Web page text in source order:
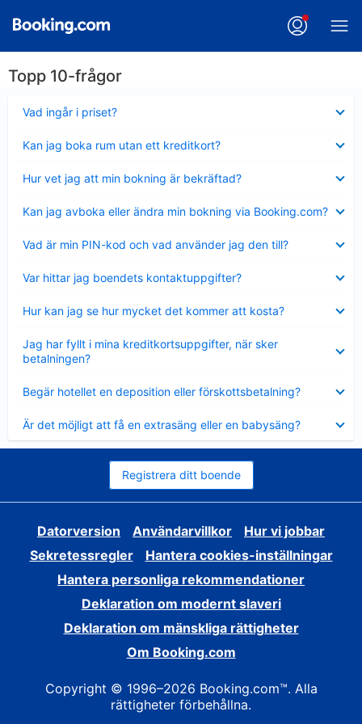
Topp 10-frågor
Vad ingår i priset?
mindre
Kan jag boka rum utan ett kreditkort?
mindre
Hur vet jag att min bokning är bekräftad?
mindre
Kan jag avboka eller ändra min bokning via Booking.com?
mindre
Vad är min PIN-kod och vad använder jag den till?
mindre
Var hittar jag boendets kontaktuppgifter?
mindre
Hur kan jag se hur mycket det kommer att kosta?
mindre
Jag har fyllt i mina kreditkortsuppgifter, när sker
betalningen?
mindre
Begär hotellet en deposition eller förskottsbetalning?
mindre
Är det möjligt att få en extrasäng eller en babysäng?
mindre
Registrera ditt boende
Datorversion Användarvillkor
Hur vi jobbar
Sekretessregler
Hantera cookies-inställningar
Hantera personliga rekommendationer
Deklaration om modernt slaveri
Deklaration om mänskliga rättigheter
Om Booking.com
Copyright © 1996–2026 Booking.com™. Alla
rättigheter förbehållna.